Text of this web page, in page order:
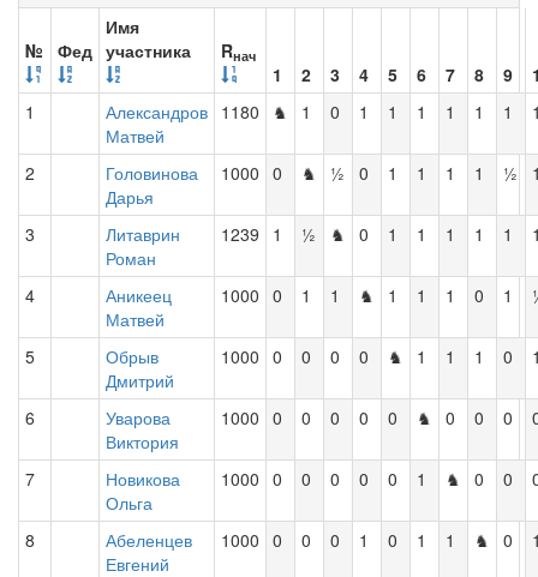
№ Фед
Имя
участника
Rнач
1 2 3 4 5 6 7 8 9
1
Александров
Матвей
1180 ♞ 1 0 1 1 1 1 1 1
2
Головинова
Дарья
1000 0 ♞ ½ 0 1 1 1 1 ½
3
Литаврин
Роман
1239 1 ½ ♞ 0 1 1 1 1 1
4
Аникеец
Матвей
1000 0 1 1 ♞ 1 1 1 0 1
5
Обрыв
Дмитрий
1000 0 0 0 0 ♞ 1 1 1 0
6
Уварова
Виктория
1000 0 0 0 0 0 ♞ 0 0 0
7
Новикова
Ольга
1000 0 0 0 0 0 1 ♞ 0 0
8
Абеленцев
Евгений
1000 0 0 0 1 0 1 1 ♞ 0